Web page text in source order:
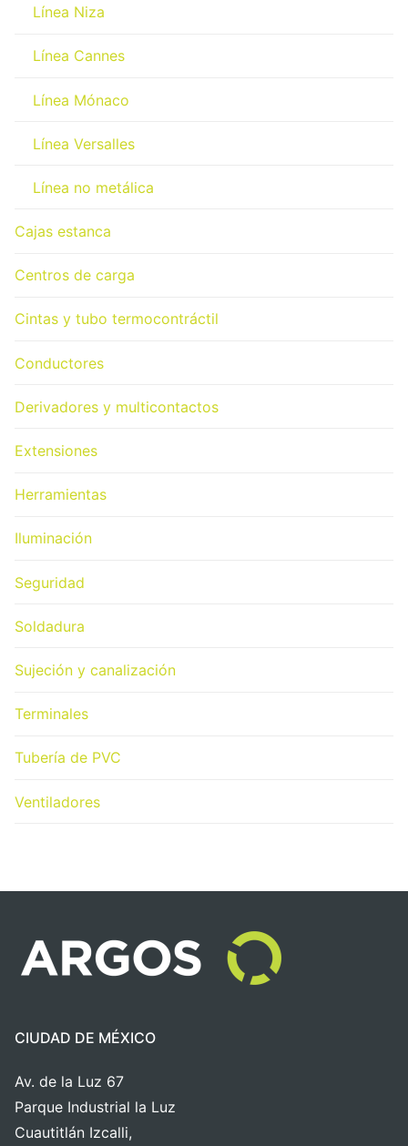
Línea Niza
Línea Cannes
Línea Mónaco
Línea Versalles
Línea no metálica
Cajas estanca
Centros de carga
Cintas y tubo termocontráctil
Conductores
Derivadores y multicontactos
Extensiones
Herramientas
Iluminación
Seguridad
Soldadura
Sujeción y canalización
Terminales
Tubería de PVC
Ventiladores
CIUDAD DE MÉXICO
Av. de la Luz 67
Parque Industrial la Luz
Cuautitlán Izcalli,